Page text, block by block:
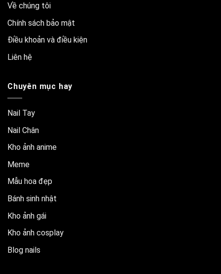
Về chúng tôi
Chính sách bảo mật
Điều khoản và điều kiện
Liên hệ
Chuyên mục hay
Nail Tay
Nail Chân
Kho ảnh anime
Meme
Mẫu hoa đẹp
Bánh sinh nhật
Kho ảnh gái
Kho ảnh cosplay
Blog nails